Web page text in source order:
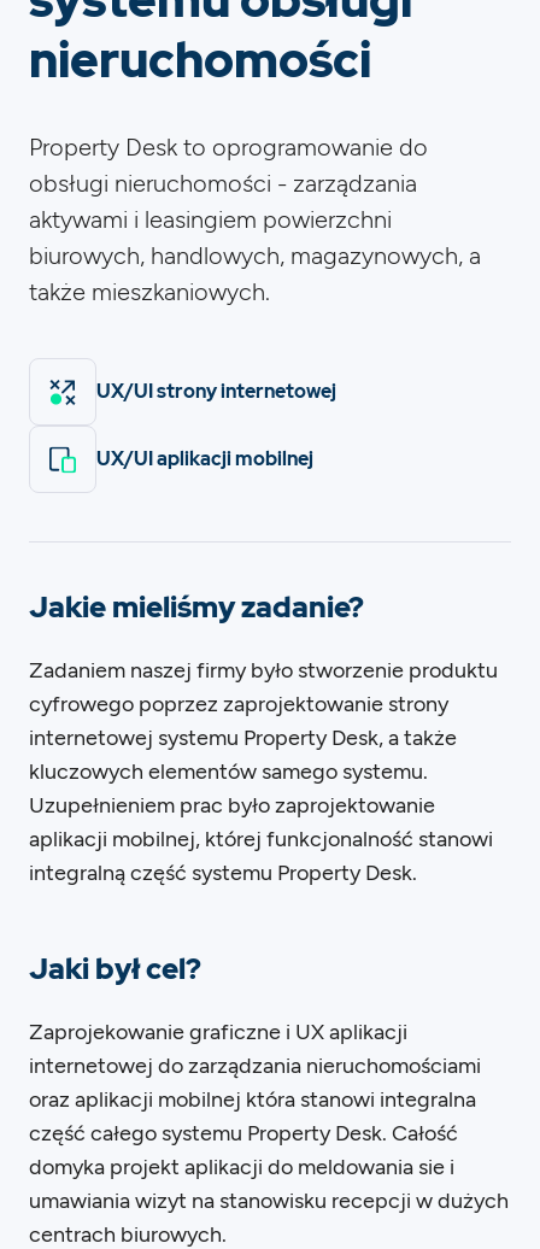
nieruchomości
Property Desk to oprogramowanie do
obsługi nieruchomości - zarządzania
aktywami i leasingiem powierzchni
biurowych, handlowych, magazynowych, a
także mieszkaniowych.
UX/UI strony internetowej
UX/UI aplikacji mobilnej
Jakie mieliśmy zadanie?
Zadaniem naszej firmy było stworzenie produktu
cyfrowego poprzez zaprojektowanie strony
internetowej systemu Property Desk, a także
kluczowych elementów samego systemu.
Uzupełnieniem prac było zaprojektowanie
aplikacji mobilnej, której funkcjonalność stanowi
integralną część systemu Property Desk.
Jaki był cel?
Zaprojekowanie graficzne i UX aplikacji
internetowej do zarządzania nieruchomościami
oraz aplikacji mobilnej która stanowi integralna
część całego systemu Property Desk. Całość
domyka projekt aplikacji do meldowania sie i
umawiania wizyt na stanowisku recepcji w dużych
centrach biurowych.